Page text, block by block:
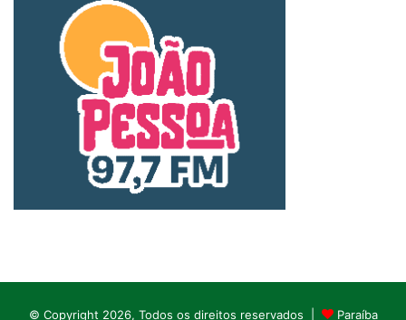
© Copyright 2026, Todos os direitos reservados | Paraíba